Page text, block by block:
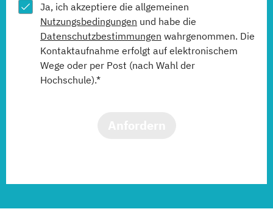
Ja, ich akzeptiere die allgemeinen
Nutzungsbedingungen und habe die
Datenschutzbestimmungen wahrgenommen. Die
Kontaktaufnahme erfolgt auf elektronischem
Wege oder per Post (nach Wahl der
Hochschule).*